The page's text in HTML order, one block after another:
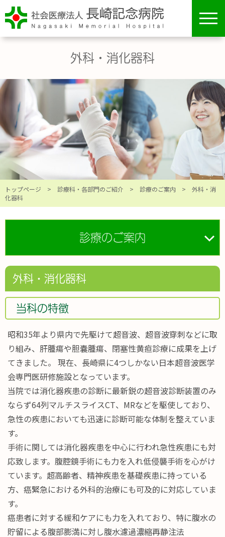
toggle
外科・消化器科
トップページ > 診療科・各部門のご紹介 > 診療のご案内 > 外科・消
化器科
診療のご案内
外科・消化器科
当科の特徴
昭和35年より県内で先駆けて超音波、超音波穿刺などに取
り組み、肝腫瘍や胆嚢腫瘍、閉塞性黄疸診療に成果を上げ
てきました。 現在、長崎県に4つしかない日本超音波医学
会専門医研修施設となっています。
当院では消化器疾患の診断に最新鋭の超音波診断装置のみ
ならず64列マルチスライスCT、MRなどを駆使しており、
急性の疾患においても迅速に診断可能な体制を整えていま
す。
手術に関しては消化器疾患を中心に行われ急性疾患にも対
応致します。腹腔鏡手術にも力を入れ低侵襲手術を心がけ
ています。超高齢者、精神疾患を基礎疾患に持っている
方、癌緊急における外科的治療にも可及的に対応していま
す。
癌患者に対する緩和ケアにも力を入れており、特に腹水の
貯留による腹部膨満に対し腹水濾過濃縮再静注法